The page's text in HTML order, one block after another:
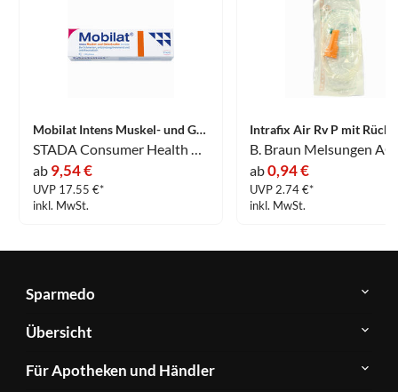
Mobilat Intens Muskel- und Gelenksalbe 3% 100 g
STADA Consumer Health Deutschland GmbH
ab 9,54 €
UVP 17.55 €*
inkl. MwSt.
B. Braun Melsungen AG
ab0,94 €
UVP 2.74 €*
inkl. MwSt.
Sparmedo
Über
Sparmedo
FAQ
Übersicht
Herstellerverzeichnis
Für Apotheken und Händler